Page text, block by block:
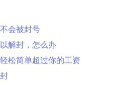
会被封号
解封，怎么办
松简单超过你的工资